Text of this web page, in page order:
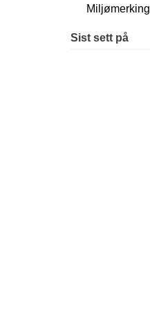
Miljømerking
Sist sett på